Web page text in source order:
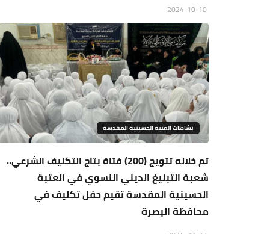
نشاطات العتبة الحسينية المقدسة
تم خلاله تتويج (200) فتاة بتاج التكليف الشرعي..
شعبة التبليغ الديني النسوي في العتبة
الحسينية المقدسة تقيم حفل تكليف في
محافظة البصرة